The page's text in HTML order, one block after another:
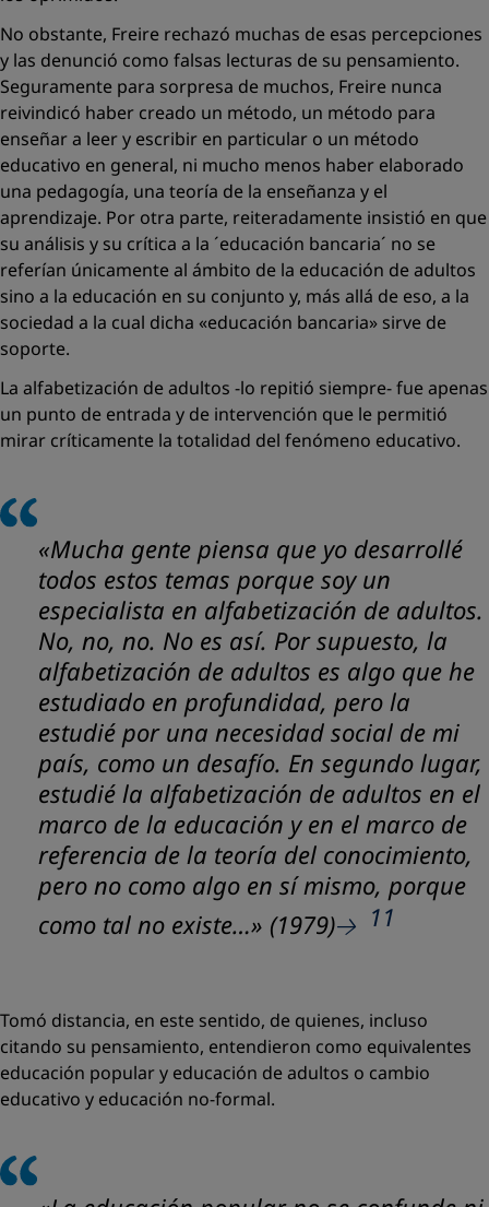
No obstante, Freire rechazó muchas de esas percepciones
y las denunció como falsas lecturas de su pensamiento.
Seguramente para sorpresa de muchos, Freire nunca
reivindicó haber creado un método, un método para
enseñar a leer y escribir en particular o un método
educativo en general, ni mucho menos haber elaborado
una pedagogía, una teoría de la enseñanza y el
aprendizaje. Por otra parte, reiteradamente insistió en que
su análisis y su crítica a la ´educación bancaria´ no se
referían únicamente al ámbito de la educación de adultos
sino a la educación en su conjunto y, más allá de eso, a la
sociedad a la cual dicha «educación bancaria» sirve de
soporte.
La alfabetización de adultos -lo repitió siempre- fue apenas
un punto de entrada y de intervención que le permitió
mirar críticamente la totalidad del fenómeno educativo.
«Mucha gente piensa que yo desarrollé
todos estos temas porque soy un
especialista en alfabetización de adultos.
No, no, no. No es así. Por supuesto, la
alfabetización de adultos es algo que he
estudiado en profundidad, pero la
estudié por una necesidad social de mi
país, como un desafío. En segundo lugar,
estudié la alfabetización de adultos en el
marco de la educación y en el marco de
referencia de la teoría del conocimiento,
pero no como algo en sí mismo, porque
como tal no existe…» (1979) 11
Tomó distancia, en este sentido, de quienes, incluso
citando su pensamiento, entendieron como equivalentes
educación popular y educación de adultos o cambio
educativo y educación no-formal.